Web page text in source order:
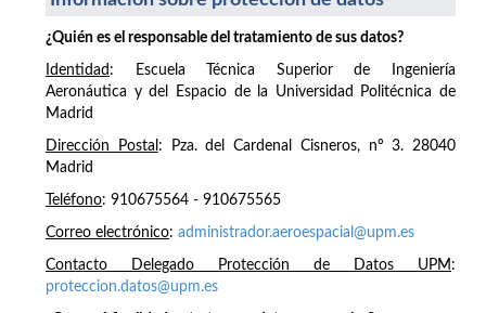
¿Quién es el responsable del tratamiento de sus datos?
Identidad : Escuela Técnica Superior de Ingeniería
Aeronáutica y del Espacio de la Universidad Politécnica de
Madrid
Dirección Postal : Pza. del Cardenal Cisneros, nº 3. 28040
Madrid
Teléfono: 910675564 - 910675565
Correo electrónico: administrador.aeroespacial@upm.es
Contacto Delegado Protección de Datos UPM :
proteccion.datos@upm.es